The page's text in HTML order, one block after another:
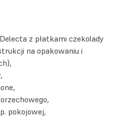
z płatkami czekolady
na opakowaniu i
pokojowej,